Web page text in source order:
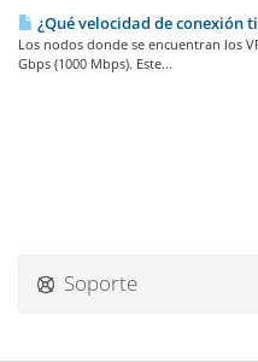
¿Qué velocidad de conexión
Los nodos donde se encuentran los
Gbps (1000 Mbps). Este...
Soporte